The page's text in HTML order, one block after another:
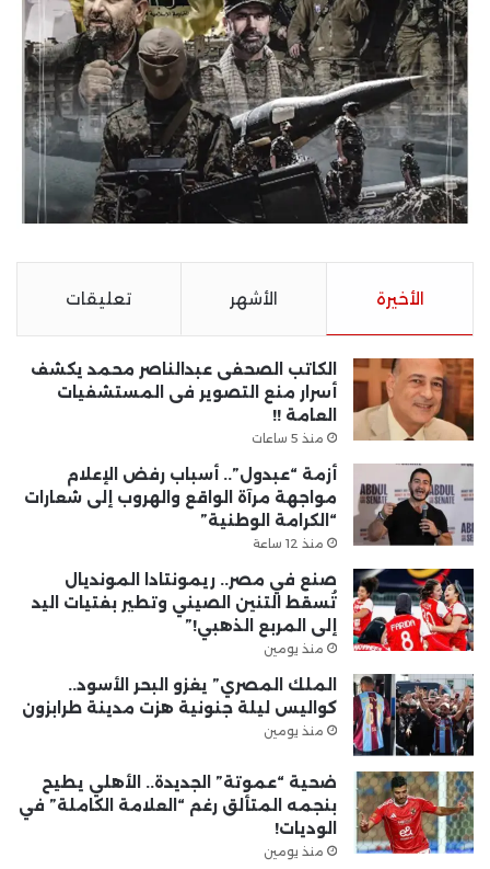
الأخيرة الأشهر تعليقات
الكاتب الصحفى عبدالناصر محمد يكشف
أسرار منع التصوير فى المستشفيات
العامة !!
منذ 5 ساعات
أزمة “عبدول”.. أسباب رفض الإعلام
مواجهة مرآة الواقع والهروب إلى شعارات
“الكرامة الوطنية”
منذ 12 ساعة
صنع في مصر.. ريمونتادا المونديال
تُسقط التنين الصيني وتطير بفتيات اليد
إلى المربع الذهبي!”
منذ يومين
الملك المصري” يغزو البحر الأسود..
كواليس ليلة جنونية هزت مدينة طرابزون
منذ يومين
ضحية “عموتة” الجديدة.. الأهلي يطيح
بنجمه المتألق رغم “العلامة الكاملة” في
الوديات!
منذ يومين